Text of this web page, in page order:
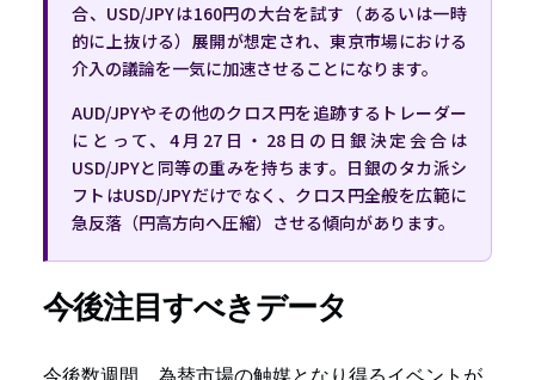
合、USD/JPYは160円の大台を試す（あるいは一時
的に上抜ける）展開が想定され、東京市場における
介入の議論を一気に加速させることになります。
AUD/JPYやその他のクロス円を追跡するトレーダー
にとって、4月27日・28日の日銀決定会合は
USD/JPYと同等の重みを持ちます。日銀のタカ派シ
フトはUSD/JPYだけでなく、クロス円全般を広範に
急反落（円高方向へ圧縮）させる傾向があります。
今後注目すべきデータ